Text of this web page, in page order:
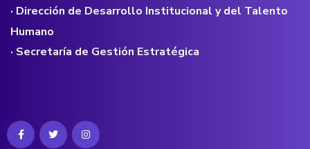
· Dirección de Desarrollo Institucional y del Talento
Humano
· Secretaría de Gestión Estratégica